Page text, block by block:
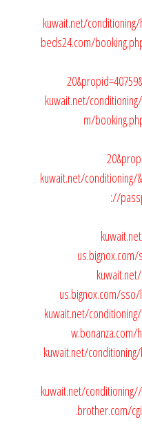
kuwait.net/conditioning/
beds24.com/
kuwait.net/
m/
kuwait.net/conditioning/
://
us.bignox.com/
kuwait.net/conditioning/
w.bonanza.com/
kuwait.net/conditioning/
kuwait.net/conditioning//
.brother.com/